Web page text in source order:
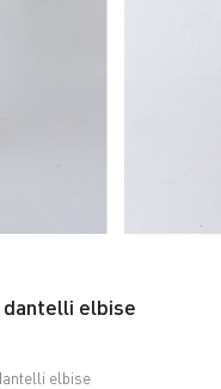
dantelli elbise
elbise